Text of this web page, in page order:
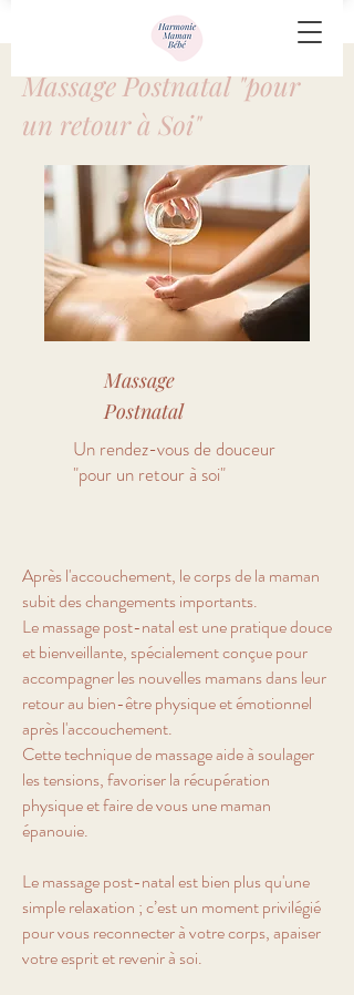
Massage Postnatal "pour
un retour à Soi"
Massage
Postnatal
Un rendez-vous de douceur
"pour un retour à soi"
Après l'accouchement, le corps de la maman
subit des changements importants.
Le massage post-natal est une pratique douce
et bienveillante, spécialement conçue pour
accompagner les nouvelles mamans dans leur
retour au bien-être physique et émotionnel
après l'accouchement.
Cette technique de massage aide à soulager
les tensions, favoriser la récupération
physique et faire de vous une maman
épanouie.
Le massage post-natal est bien plus qu'une
simple relaxation ; c’est un moment privilégié
pour vous reconnecter à votre corps, apaiser
votre esprit et revenir à soi.